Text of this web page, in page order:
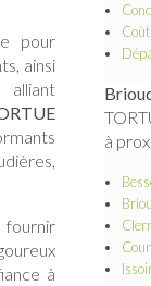
pour
ainsi
alliant
fournir
à
à